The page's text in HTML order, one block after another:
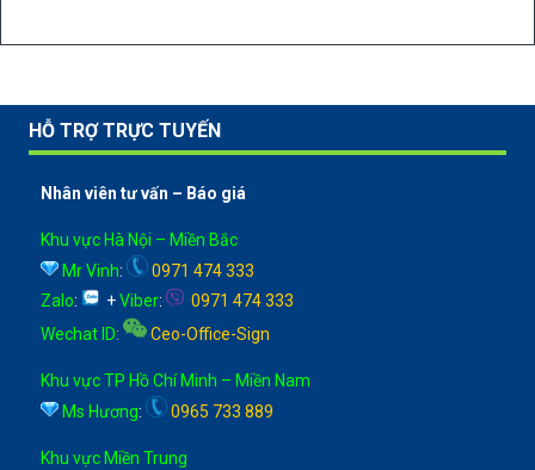
HỖ TRỢ TRỰC TUYẾN
Nhân viên tư vấn – Báo giá
Khu vực Hà Nội – Miền Bắc
Mr Vinh:
0971 474 333
Zalo: +Viber:
0971 474 333
Wechat ID: Ceo-Office-Sign
Khu vực TP Hồ Chí Minh – Miền Nam
Ms Hương: 0965 733 889
Khu vực Miền Trung